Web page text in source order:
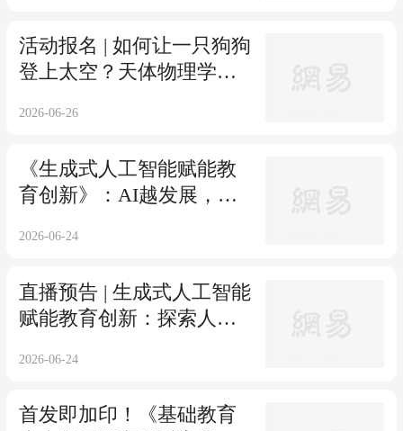
活动报名 | 如何让一只狗狗
登上太空？天体物理学博
（7.5，上海）
2026-06-26
《生成式人工智能赋能教
育创新》：AI越发展，教
2026-06-24
直播预告 | 生成式人工智能
赋能教育创新：探索人机
19:30）
2026-06-24
首发即加印！《基础教育